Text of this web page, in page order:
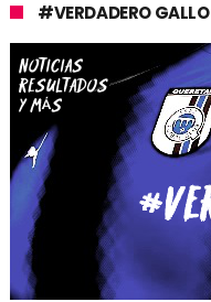
#VERDADERO GALLO